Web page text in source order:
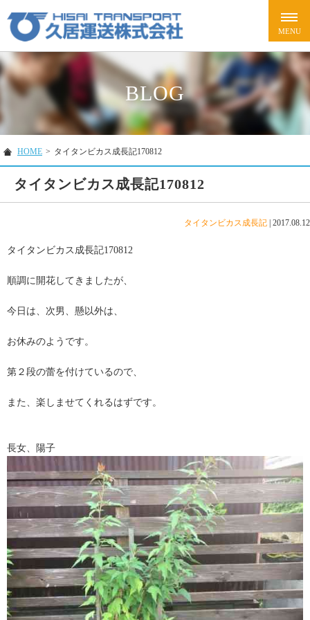
BLOG
HOME > タイタンビカス成長記170812
タイタンビカス成長記170812
タイタンビカス成長記 2017.08.12
タイタンビカス成長記170812
順調に開花してきましたが、
今日は、次男、懸以外は、
お休みのようです。
第２段の蕾を付けているので、
また、楽しませてくれるはずです。
長女、陽子